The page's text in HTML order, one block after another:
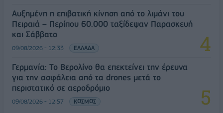
Αυξημένη η επιβατική κίνηση από το λιμάνι του
Πειραιά – Περίπου 60.000 ταξίδεψαν Παρασκευή
και Σάββατο
09/08/2026 - 12:33 ΕΛΛΑΔΑ
Γερμανία: Το Βερολίνο θα επεκτείνει την έρευνα
για την ασφάλεια από τα drones μετά το
περιστατικό σε αεροδρόμιο
09/08/2026 - 12:57 ΚΟΣΜΟΣ